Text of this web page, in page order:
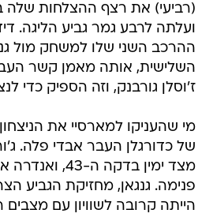
(רביעי) את רצף ההצלחות שלה
ועלתה לרבע גמר גביע הליגה.
ההרכב השני שלו למשחק מול
השלישית, אותה מאמן קשר
ז'וסלן גורבנק, וזה הספיק כדי לנצח
מי שהעניקו למארסיי את
של כדורגלן העבר אבדי פלה.
מצד ימין בדקה ה-
הייתה קרובה לשוויון עם